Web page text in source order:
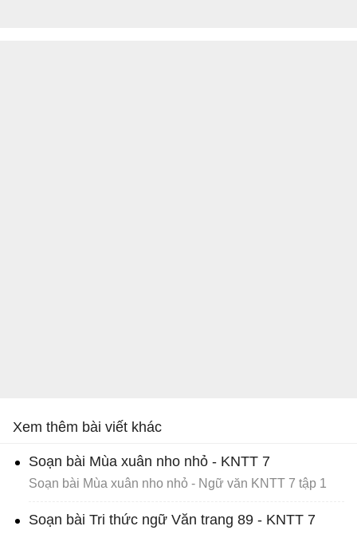
Xem thêm bài viết khác
Soạn bài Mùa xuân nho nhỏ - KNTT 7
Soạn bài Mùa xuân nho nhỏ - Ngữ văn KNTT 7 tập 1
Soạn bài Tri thức ngữ Văn trang 89 - KNTT 7